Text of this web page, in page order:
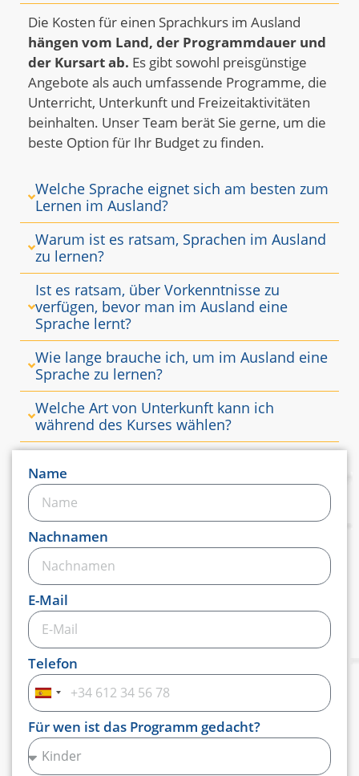
Name
Nachnamen
E-Mail
Telefon
Spanien
+34
Für wen ist das Programm gedacht?
Die Kosten für einen Sprachkurs im Ausland
hängen vom Land, der Programmdauer und
der Kursart ab. Es gibt sowohl preisgünstige
Angebote als auch umfassende Programme, die
Unterricht, Unterkunft und Freizeitaktivitäten
beinhalten. Unser Team berät Sie gerne, um die
beste Option für Ihr Budget zu finden.
Welche Sprache eignet sich am besten zum
Lernen im Ausland?
Warum ist es ratsam, Sprachen im Ausland
zu lernen?
Ist es ratsam, über Vorkenntnisse zu
verfügen, bevor man im Ausland eine
Sprache lernt?
Wie lange brauche ich, um im Ausland eine
Sprache zu lernen?
Welche Art von Unterkunft kann ich
während des Kurses wählen?